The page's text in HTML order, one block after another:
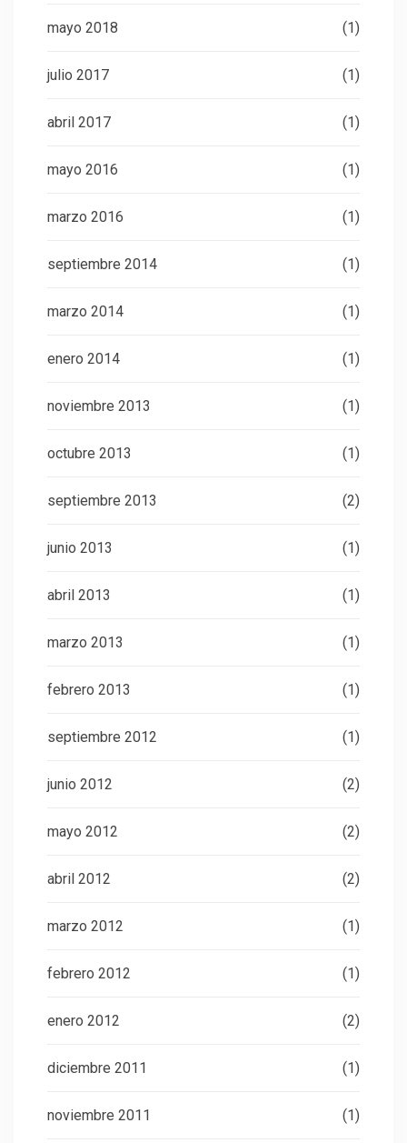
mayo 2018 (1)
julio 2017 (1)
abril 2017 (1)
mayo 2016 (1)
marzo 2016 (1)
septiembre 2014 (1)
marzo 2014 (1)
enero 2014 (1)
noviembre 2013 (1)
octubre 2013 (1)
septiembre 2013 (2)
junio 2013 (1)
abril 2013 (1)
marzo 2013 (1)
febrero 2013 (1)
septiembre 2012 (1)
junio 2012 (2)
mayo 2012 (2)
abril 2012 (2)
marzo 2012 (1)
febrero 2012 (1)
enero 2012 (2)
diciembre 2011 (1)
noviembre 2011 (1)